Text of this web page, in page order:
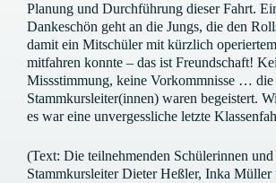
Planung und Durchführung dieser Fahrt.
Dankeschön geht an die Jungs, die den
damit ein Mitschüler mit kürzlich
mitfahren konnte – das ist Freundschaft!
Missstimmung, keine Vorkommnisse … die
Stammkursleiter(innen) waren begeistert.
es war eine unvergessliche letzte
(Text: Die teilnehmenden Schülerinnen
Stammkursleiter Dieter Heßler, Inka Müller